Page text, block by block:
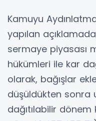
Kamuyu
yapılan
sermaye piyasası
hükümleri ile kar
olarak, bağışlar
düşüldükten sonra
dağıtılabilir